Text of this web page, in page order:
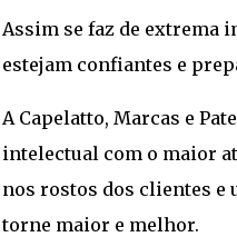
Assim se faz de extrema
estejam confiantes e
A Capelatto, Marcas e
intelectual com o maior
nos rostos dos clientes e
torne maior e melhor.